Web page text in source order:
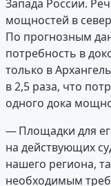
Запада России.
мощностей в
По прогнозным
потребность в
только в
в 2,5 раза, что
одного дока
— Площадки для
на действующих
нашего региона,
необходимым